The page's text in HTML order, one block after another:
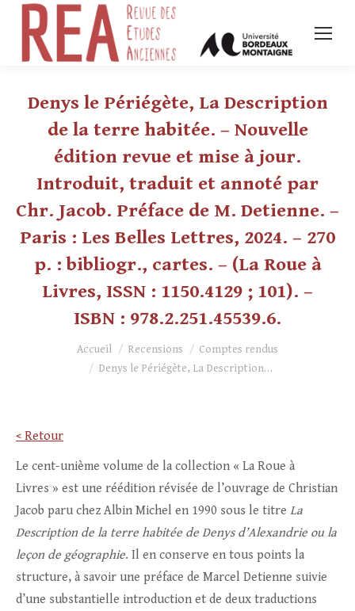
Denys le Périégète, La Description
de la terre habitée. – Nouvelle
édition revue et mise à jour.
Introduit, traduit et annoté par
Chr. Jacob. Préface de M. Detienne. –
Paris : Les Belles Lettres, 2024. – 270
p. : bibliogr., cartes. – (La Roue à
Livres, ISSN : 1150.4129 ; 101). –
ISBN : 978.2.251.45539.6.
Vous êtes ici :Accueil Recensions
Comptes rendus
Denys le Périégète, La Description…
< Retour
Le cent-unième volume de la collection « La Roue à
Livres » est une réédition révisée de l’ouvrage de Christian
Jacob paru chez Albin Michel en 1990 sous le titre La
Description de la terre habitée de Denys d’Alexandrie ou la
leçon de géographie. Il en conserve en tous points la
structure, à savoir une préface de Marcel Detienne suivie
d’une substantielle introduction et de deux traductions